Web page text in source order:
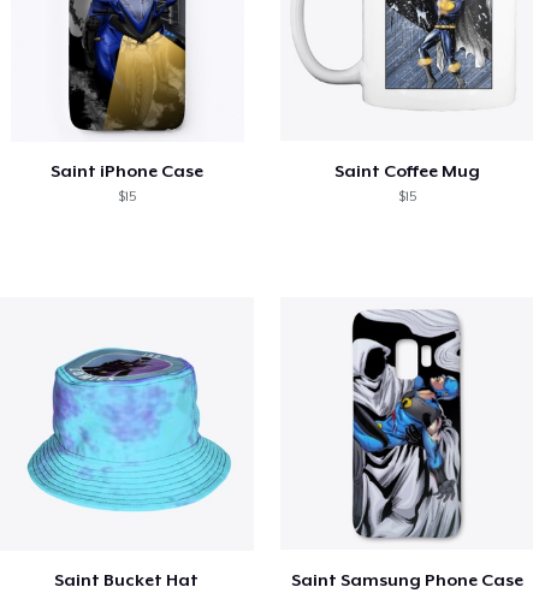
Saint iPhone Case
$15
Saint Coffee Mug
$15
Saint Bucket Hat Saint Samsung Phone Case